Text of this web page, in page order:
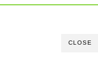
CLOSE